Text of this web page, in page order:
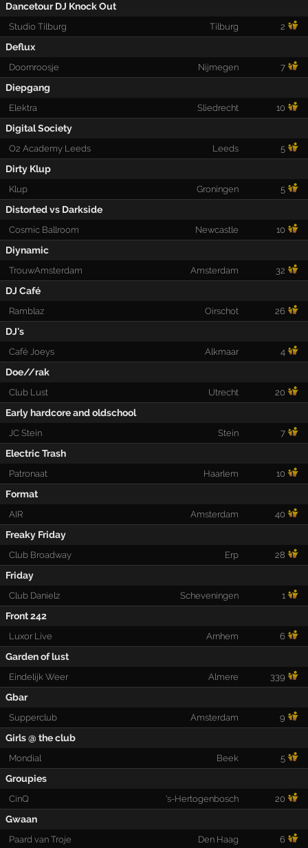
Dancetour DJ Knock Out
Studio Tilburg Tilburg 2
Deflux
Doornroosje Nijmegen 7
Diepgang
Elektra Sliedrecht 10
Digital Society
O2 Academy Leeds Leeds 5
Dirty Klup
Klup Groningen 5
Distorted vs Darkside
Cosmic Ballroom Newcastle 10
Diynamic
TrouwAmsterdam Amsterdam 32
DJ Café
Ramblaz Oirschot 26
DJ's
Café Joeys Alkmaar 4
Doe//rak
Club Lust Utrecht 20
Early hardcore and oldschool
JC Stein Stein 7
Electric Trash
Patronaat Haarlem 10
Format
AIR Amsterdam 40
Freaky Friday
Club Broadway Erp 28
Friday
Club Danielz Scheveningen 1
Front 242
Luxor Live Arnhem 6
Garden of lust
Eindelijk Weer Almere 339
Gbar
Supperclub Amsterdam 9
Girls @ the club
Mondial Beek 5
Groupies
CinQ 's-Hertogenbosch 20
Gwaan
Paard van Troje Den Haag 6